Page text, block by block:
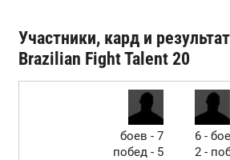
Участники, кард и
Brazilian Fight Talent 20
боев - 7
побед - 5
6 -
2 -